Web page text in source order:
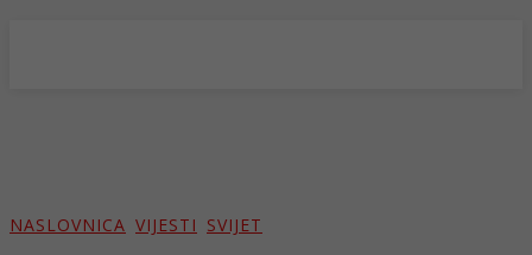
NASLOVNICA VIJESTI SVIJET